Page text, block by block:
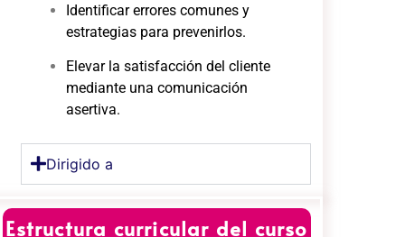
Identificar errores comunes y
estrategias para prevenirlos.
Elevar la satisfacción del cliente
mediante una comunicación
asertiva.
Dirigido a
Estructura curricular del curso